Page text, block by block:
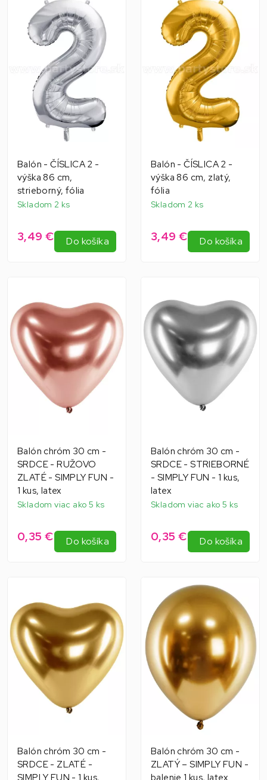
Balón - ČÍSLICA 2 -
výška 86 cm,
strieborný, fólia
Skladom 2 ks
3,49 € Do košíka
Balón - ČÍSLICA 2 -
výška 86 cm, zlatý,
fólia
Skladom 2 ks
3,49 € Do košíka
Balón chróm 30 cm -
SRDCE - RUŽOVO
ZLATÉ - SIMPLY FUN -
1 kus, latex
Skladom viac ako 5 ks
0,35 € Do košíka
Balón chróm 30 cm -
SRDCE - STRIEBORNÉ
- SIMPLY FUN - 1 kus,
latex
Skladom viac ako 5 ks
0,35 € Do košíka
Balón chróm 30 cm -
SRDCE - ZLATÉ -
SIMPLY FUN - 1 kus,
Balón chróm 30 cm -
ZLATÝ – SIMPLY FUN -
balenie 1 kus, latex